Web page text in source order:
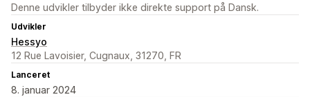
Denne udvikler tilbyder ikke direkte support på Dansk.
Udvikler
Hessyo
12 Rue Lavoisier, Cugnaux, 31270, FR
Lanceret
8. januar 2024